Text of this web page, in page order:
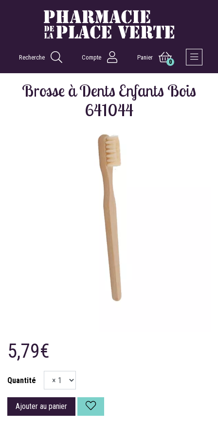
Recherche Compte Panier
0
Brosse à Dents Enfants Bois
641044
5,79€
Quantité
Ajouter au panier